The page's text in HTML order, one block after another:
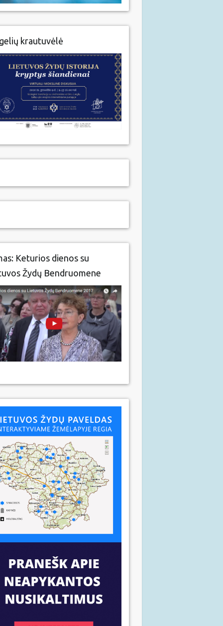
krautuvėlė
Keturios dienos su
Žydų Bendruomene